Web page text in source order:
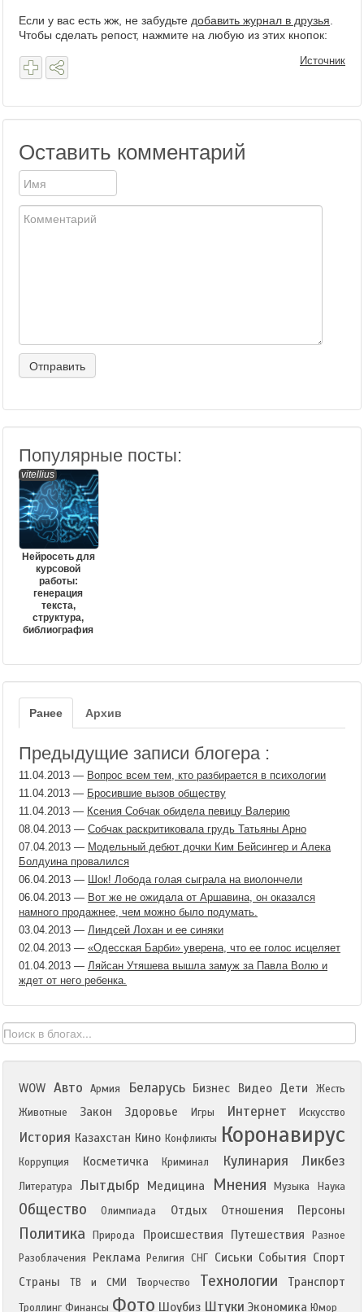
Если у вас есть жж, не забудьте добавить журнал в друзья
Чтобы сделать репост, нажмите на любую из этих кнопок:
Источник
Оставить комментарий
Популярные посты:
vitellius
Нейросеть для
курсовой
работы:
генерация
текста,
структура,
библиография
Ранее Архив
Предыдущие записи блогера :
11.04.2013 — Вопрос всем тем, кто разбирается в психологии
11.04.2013 — Бросившие вызов обществу
11.04.2013 — Ксения Собчак обидела певицу Валерию
08.04.2013 — Собчак раскритиковала грудь Татьяны Арно
07.04.2013 — Модельный дебют дочки Ким Бейсингер и Алека
Болдуина провалился
06.04.2013 — Шок! Лобода голая сыграла на виолончели
06.04.2013 — Вот же не ожидала от Аршавина, он оказался
намного продажнее, чем можно было подумать.
03.04.2013 — Линдсей Лохан и ее синяки
02.04.2013 — «Одесская Барби» уверена, что ее голос исцеляет
01.04.2013 — Ляйсан Утяшева вышла замуж за Павла Волю и
ждет от него ребенка.
WOW Авто Армия Беларусь Бизнес Видео Дети
Жесть
Животные
Закон Здоровье Игры Интернет Искусство
История Казахстан Кино Конфликты Коронавирус
Коррупция Косметичка Криминал Кулинария Ликбез
Литература Лытдыбр Медицина Мнения Музыка Наука
Общество Олимпиада Отдых Отношения Персоны
Политика Природа Происшествия Путешествия
Разное
Разоблачения
Реклама Религия СНГ Сиськи События Спорт
Страны
ТВ и СМИ Творчество Технологии Транспорт
Троллинг Финансы Фото Шоубиз Штуки Экономика Юмор